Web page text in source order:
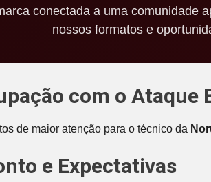
conectada a uma comunidade
nossos formatos e
com o Ataque
de maior atenção para o técnico da
e Expectativas